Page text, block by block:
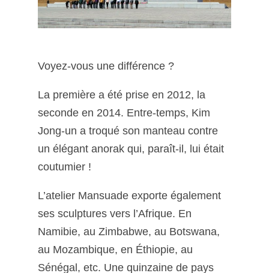
Voyez-vous une différence ?
La première a été prise en 2012, la
seconde en 2014. Entre-temps, Kim
Jong-un a troqué son manteau contre
un élégant anorak qui, paraît-il, lui était
coutumier !
L’atelier Mansuade exporte également
ses sculptures vers l’Afrique. En
Namibie, au Zimbabwe, au Botswana,
au Mozambique, en Éthiopie, au
Sénégal, etc. Une quinzaine de pays